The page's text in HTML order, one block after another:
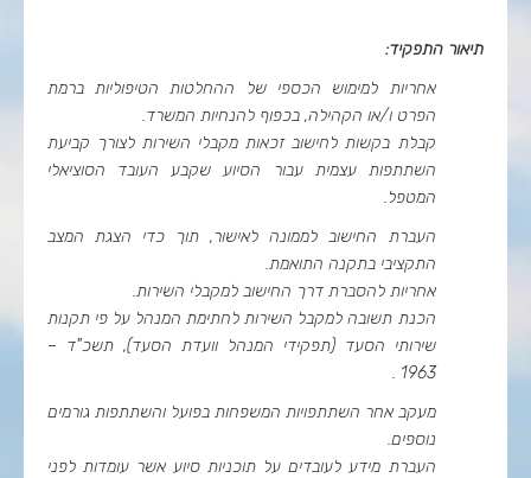
תיאור התפקיד:
אחריות למימוש הכספי של ההחלטות הטיפוליות ברמת
הפרט ו/או הקהילה, בכפוף להנחיות המשרד.
קבלת בקשות לחישוב זכאות מקבלי השירות לצורך קביעת
השתתפות עצמית עבור הסיוע שקבע העובד הסוציאלי
המטפל.
העברת החישוב לממונה לאישור, תוך כדי הצגת המצב
התקציבי בתקנה התואמת.
אחריות להסברת דרך החישוב למקבלי השירות.
הכנת תשובה למקבל השירות לחתימת המנהל על פי תקנות
שירותי הסעד (תפקידי המנהל וועדת הסעד), תשכ"ד –
1963 .
מעקב אחר השתתפויות המשפחות בפועל והשתתפות גורמים
נוספים.
העברת מידע לעובדים על תוכניות סיוע אשר עומדות לפני